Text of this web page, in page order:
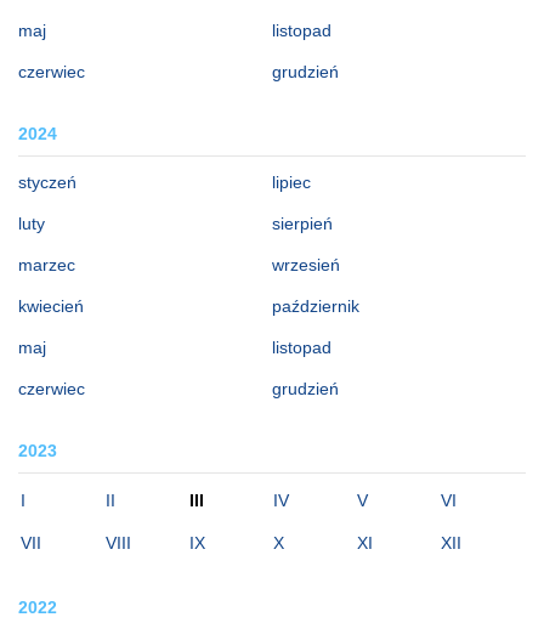
maj
czerwiec
listopad
grudzień
2024
styczeń
luty
marzec
kwiecień
maj
czerwiec
lipiec
sierpień
wrzesień
październik
listopad
grudzień
2023
I II III IV V VI
VII VIII IX X XI XII
2022